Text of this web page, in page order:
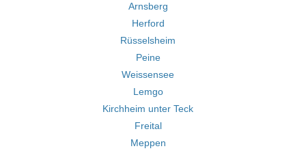
Arnsberg
Herford
Rüsselsheim
Peine
Weissensee
Lemgo
Kirchheim unter Teck
Freital
Meppen